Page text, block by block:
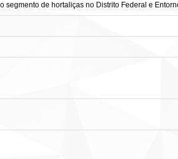
segmento de hortaliças no Distrito Federal e